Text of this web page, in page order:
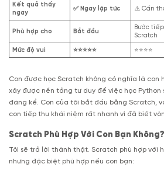
Kết quả thấy
ngay
✅ Ngay lập tức ⚠️ Cần
Phù hợp cho Bắt đầu
Bước
Scratch
Mức độ vui ⭐⭐⭐⭐⭐ ⭐⭐⭐⭐
Con được học Scratch không có nghĩa là con
xây được nền tảng tư duy để việc học Python
đáng kể. Con của tôi bắt đầu bằng Scratch,
con tiếp thu khái niệm rất nhanh vì đã biết
Scratch Phù Hợp Với Con Bạn Không?
Tôi sẽ trả lời thành thật. Scratch phù hợp với
nhưng đặc biệt phù hợp nếu con bạn: